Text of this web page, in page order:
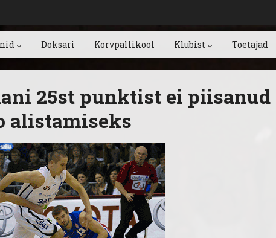
Doksari Korvpallikool Klubist Toetajad
25st punktist ei piisanud
alistamiseks